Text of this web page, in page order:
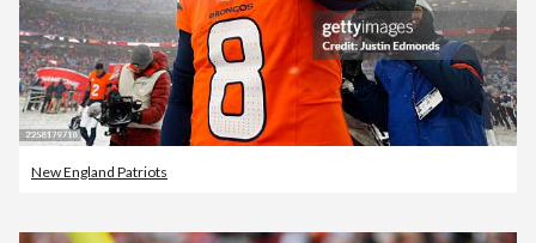
New England Patriots